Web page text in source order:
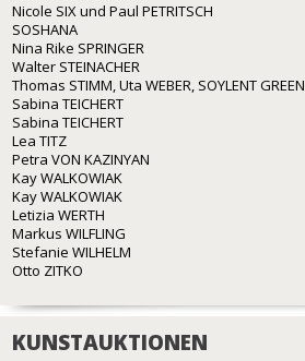
Nicole SIX und Paul PETRITSCH
SOSHANA
Nina Rike SPRINGER
Walter STEINACHER
Thomas STIMM, Uta WEBER, SOYLENT GREEN
Sabina TEICHERT
Sabina TEICHERT
Lea TITZ
Petra VON KAZINYAN
Kay WALKOWIAK
Kay WALKOWIAK
Letizia WERTH
Markus WILFLING
Stefanie WILHELM
Otto ZITKO
KUNSTAUKTIONEN